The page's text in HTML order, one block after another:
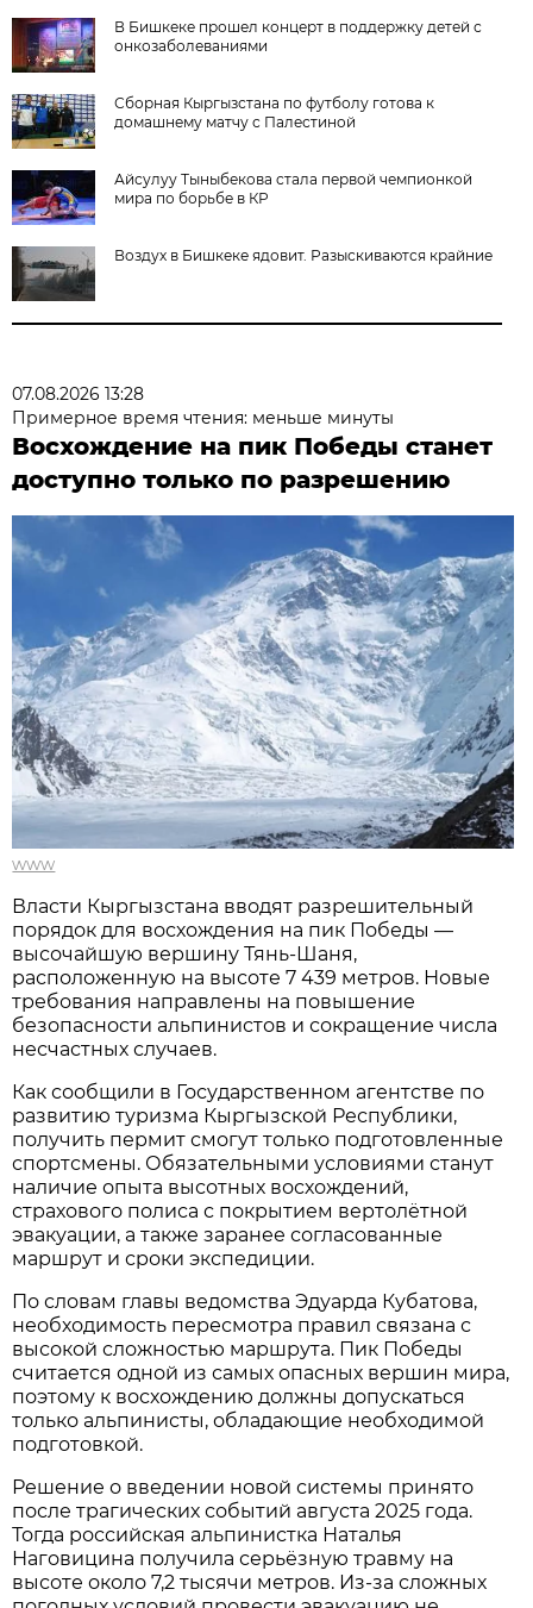
В Бишкеке прошел концерт в поддержку детей с
онкозаболеваниями
Сборная Кыргызстана по футболу готова к
домашнему матчу с Палестиной
Айсулуу Тыныбекова стала первой чемпионкой
мира по борьбе в КР
Воздух в Бишкеке ядовит. Разыскиваются крайние
07.08.2026 13:28
Примерное время чтения: меньше минуты
Восхождение на пик Победы станет
доступно только по разрешению
www
Власти Кыргызстана вводят разрешительный
порядок для восхождения на пик Победы —
высочайшую вершину Тянь-Шаня,
расположенную на высоте 7 439 метров. Новые
требования направлены на повышение
безопасности альпинистов и сокращение числа
несчастных случаев.
Как сообщили в Государственном агентстве по
развитию туризма Кыргызской Республики,
получить пермит смогут только подготовленные
спортсмены. Обязательными условиями станут
наличие опыта высотных восхождений,
страхового полиса с покрытием вертолётной
эвакуации, а также заранее согласованные
маршрут и сроки экспедиции.
По словам главы ведомства Эдуарда Кубатова,
необходимость пересмотра правил связана с
высокой сложностью маршрута. Пик Победы
считается одной из самых опасных вершин мира,
поэтому к восхождению должны допускаться
только альпинисты, обладающие необходимой
подготовкой.
Решение о введении новой системы принято
после трагических событий августа 2025 года.
Тогда российская альпинистка Наталья
Наговицина получила серьёзную травму на
высоте около 7,2 тысячи метров. Из-за сложных